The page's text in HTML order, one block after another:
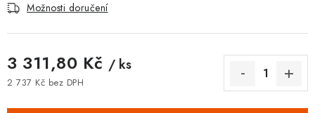
🚚 STAV OBJEDNÁVKY
Možnosti doručení
3 311,80 Kč / ks
2 737 Kč bez DPH